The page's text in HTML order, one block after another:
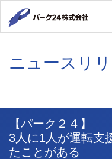
ニュースリ
【パーク２４】
3人に1人が運転支
たことがある